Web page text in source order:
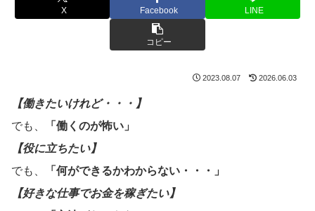
X Facebook LINE
コピー
2023.08.07 2026.06.03
【働きたいけれど・・・】
でも、
「働くのが怖い」
【役に立ちたい】
でも、
「何ができるかわからない・・・」
【好きな仕事でお金を稼ぎたい】